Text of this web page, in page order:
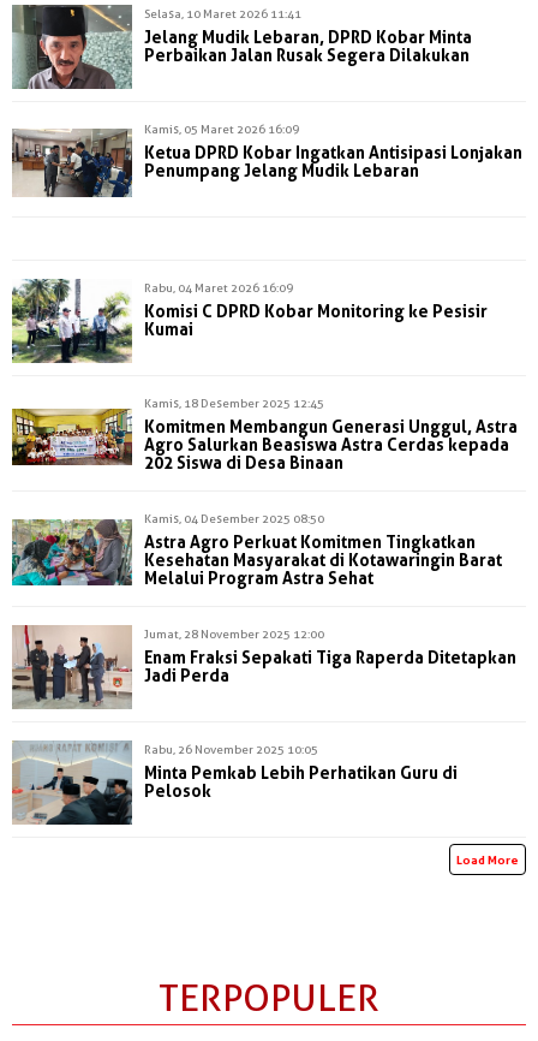
Selasa, 10 Maret 2026 11:41
Jelang Mudik Lebaran, DPRD Kobar Minta
Perbaikan Jalan Rusak Segera Dilakukan
Kamis, 05 Maret 2026 16:09
Ketua DPRD Kobar Ingatkan Antisipasi Lonjakan
Penumpang Jelang Mudik Lebaran
Rabu, 04 Maret 2026 16:09
Komisi C DPRD Kobar Monitoring ke Pesisir
Kumai
Kamis, 18 Desember 2025 12:45
Komitmen Membangun Generasi Unggul, Astra
Agro Salurkan Beasiswa Astra Cerdas kepada
202 Siswa di Desa Binaan
Kamis, 04 Desember 2025 08:50
Astra Agro Perkuat Komitmen Tingkatkan
Kesehatan Masyarakat di Kotawaringin Barat
Melalui Program Astra Sehat
Jumat, 28 November 2025 12:00
Enam Fraksi Sepakati Tiga Raperda Ditetapkan
Jadi Perda
Rabu, 26 November 2025 10:05
Minta Pemkab Lebih Perhatikan Guru di
Pelosok
Load More
TERPOPULER